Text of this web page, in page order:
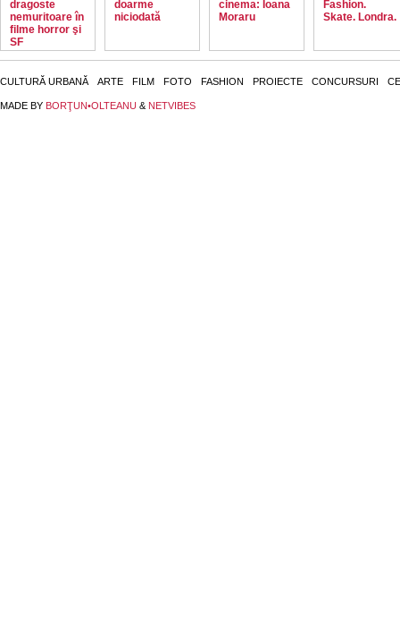
dragoste
nemuritoare în
filme horror şi
SF
doarme
niciodată
cinema: Ioana
Moraru
Fashion.
Skate. Londra.
CULTURĂ URBANĂ ARTE FILM FOTO FASHION PROIECTE CONCURSURI
MADE BY BORŢUN•OLTEANU & NETVIBES